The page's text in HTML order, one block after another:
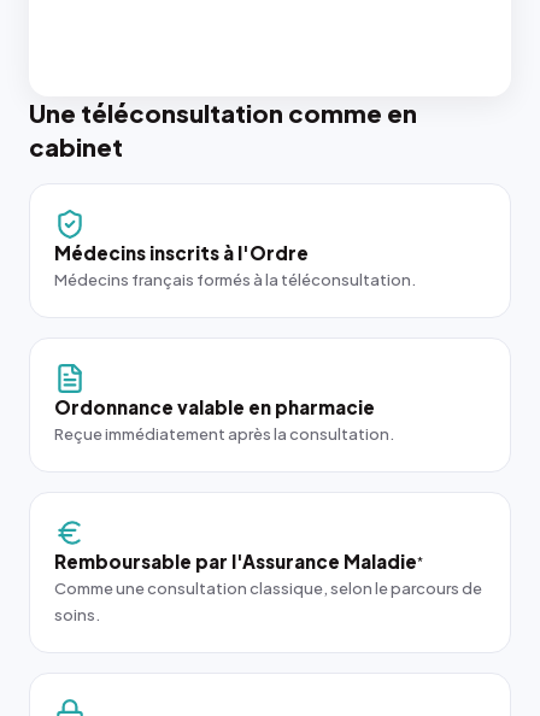
Une téléconsultation comme en
cabinet
Médecins inscrits à l'Ordre
Médecins français formés à la téléconsultation.
Ordonnance valable en pharmacie
Reçue immédiatement après la consultation.
Remboursable par l'Assurance Maladie*
Comme une consultation classique, selon le parcours de
soins.